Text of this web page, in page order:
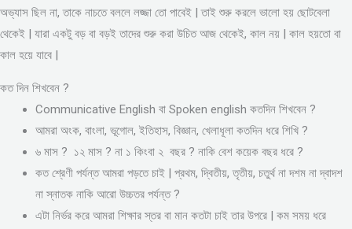
অভ্যাস ছিল না, তাকে নাচতে বললে লজ্জা তো পাবেই | তাই শুরু করলে ভালো হয় ছোটবেলা
থেকেই | যারা একটু বড় বা বড়ই তাদের শুরু করা উচিত আজ থেকেই, কাল নয় | কাল হয়তো বা
কাল হয়ে যাবে |
কত দিন শিখবেন ?
Communicative English বা Spoken english কতদিন শিখবেন ?
আমরা অংক, বাংলা, ভূগোল, ইতিহাস, বিজ্ঞান, খেলাধূলা কতদিন ধরে শিখি ?
৬ মাস ? ১২ মাস ? না ১ কিংবা ২ বছর ? নাকি বেশ কয়েক বছর ধরে ?
কত শ্রেণী পর্যন্ত আমরা পড়তে চাই | প্রথম, দ্বিতীয়, তৃতীয়, চতুর্থ না দশম না দ্বাদশ
না স্নাতক নাকি আরো উচ্চতর পর্যন্ত ?
এটা নির্ভর করে আমরা শিক্ষার স্তর বা মান কতটা চাই তার উপরে | কম সময় ধরে